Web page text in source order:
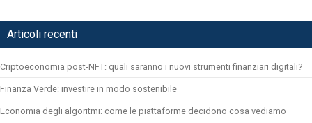
Articoli recenti
Criptoeconomia post-NFT: quali saranno i nuovi strumenti finanziari digitali?
Finanza Verde: investire in modo sostenibile
Economia degli algoritmi: come le piattaforme decidono cosa vediamo